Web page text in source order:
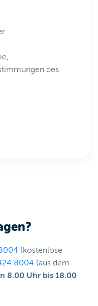
des
(kostenlose
8004 (aus dem
8.00 Uhr bis 18.00